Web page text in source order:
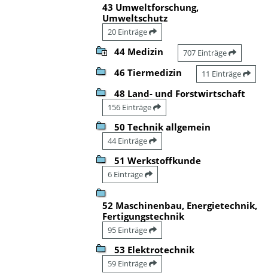
43 Umweltforschung,
Umweltschutz
20 Einträge
44 Medizin 707 Einträge
46 Tiermedizin 11 Einträge
48 Land- und Forstwirtschaft
156 Einträge
50 Technik allgemein
44 Einträge
51 Werkstoffkunde
6 Einträge
52 Maschinenbau, Energietechnik,
Fertigungstechnik
95 Einträge
53 Elektrotechnik
59 Einträge